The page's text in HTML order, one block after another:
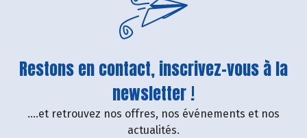
Restons en contact, inscrivez-vous à la
newsletter !
....et retrouvez nos offres, nos événements et nos
actualités.